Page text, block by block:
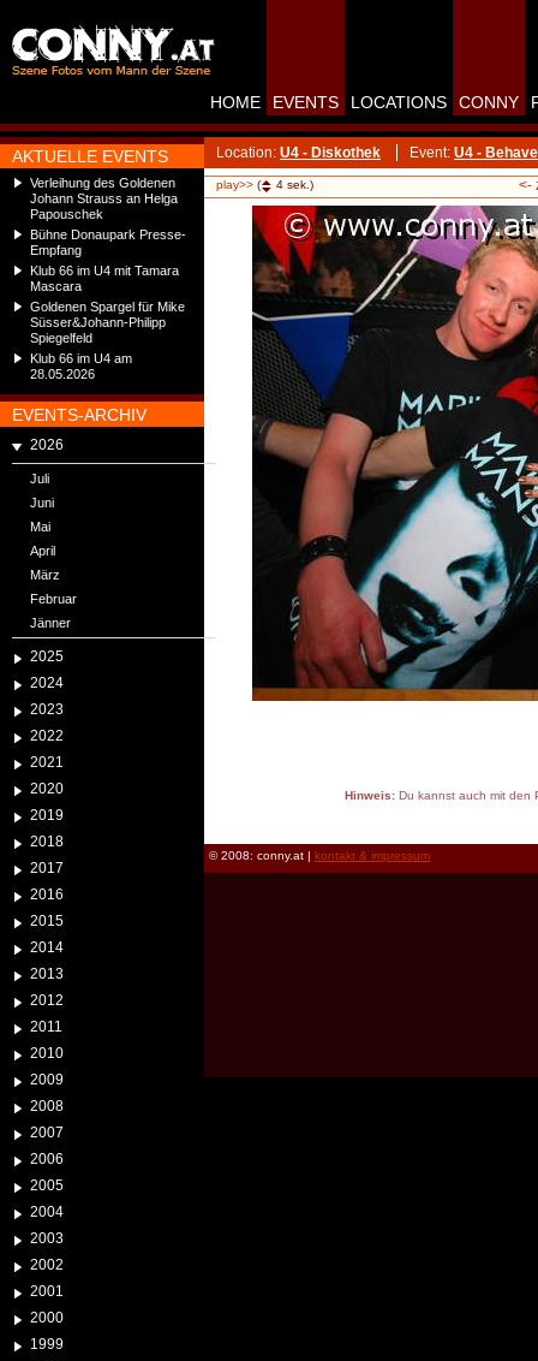
AKTUELLE EVENTS
Verleihung des Goldenen
Johann Strauss an Helga
Papouschek
Bühne Donaupark Presse-
Empfang
Klub 66 im U4 mit Tamara
Mascara
Goldenen Spargel für Mike
Süsser&Johann-Philipp
Spiegelfeld
Klub 66 im U4 am
28.05.2026
EVENTS-ARCHIV
2026
Juli
Juni
Mai
April
März
Februar
Jänner
2025
2024
2023
2022
2021
2020
2019
2018
2017
2016
2015
2014
2013
2012
2011
2010
2009
2008
2007
2006
2005
2004
2003
2002
2001
2000
1999
HOME EVENTS LOCATIONS CONNY
Location: U4 - Diskothek Event: U4 - Behave
play>> ( 4 sek.) <-
Hinweis:Du kannst auch mit den
© 2008: conny.at | kontakt & impressum